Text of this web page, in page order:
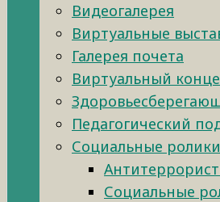
Видеогалерея
Виртуальные
Галерея почета
Виртуальный
Педагогический
Социальные ролики
Социальные